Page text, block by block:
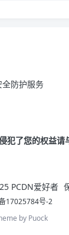
防护服务
犯了您的权益请
PCDN爱好者
17025784号-2
by Puock